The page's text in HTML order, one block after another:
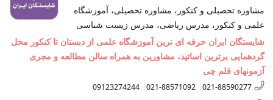
مشاوره تحصیلی و کنکور، مشاوره تحصیلی، آموزشگاه
علمی و کنکور، مدرس ریاضی، مدرس زیست شناسی
شایستگان ایران حرفه ای ترین آموزشگاه علمی از دبستان تا کنکور محل
گردهمایی برترین اساتید، مشاورین به همراه سالن مطالعه و مجری
آزمونهای قلم چی
021-88590277
021-88571092
09123274244